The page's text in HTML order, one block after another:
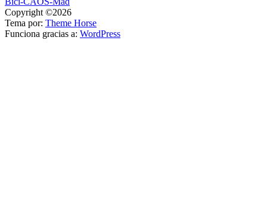
de
entradas
Copyright ©2026
Tema por: Theme Horse
Funciona gracias a: WordPress